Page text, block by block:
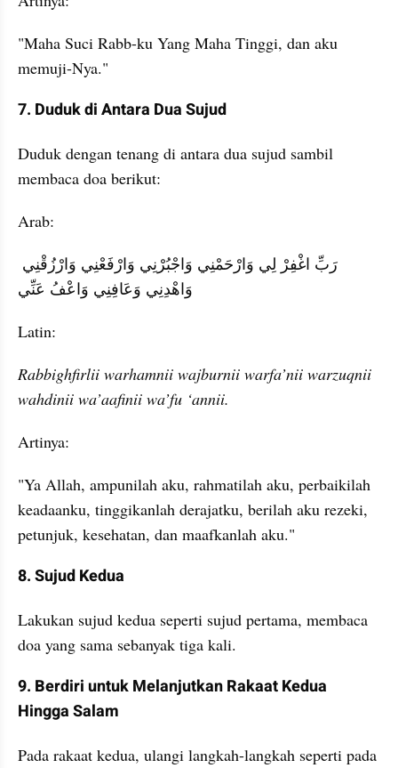
"Maha Suci Rabb-ku Yang Maha Tinggi, dan aku
memuji-Nya."
7. Duduk di Antara Dua Sujud
Duduk dengan tenang di antara dua sujud sambil
membaca doa berikut:
Arab:
وَاهْدِنِي وَعَافِنِي وَاعْفُ عَنِّي
Latin:
Rabbighfirlii warhamnii wajburnii warfa’nii warzuqnii
wahdinii wa’aafinii wa’fu ‘annii.
Artinya:
"Ya Allah, ampunilah aku, rahmatilah aku, perbaikilah
keadaanku, tinggikanlah derajatku, berilah aku rezeki,
petunjuk, kesehatan, dan maafkanlah aku."
8. Sujud Kedua
Lakukan sujud kedua seperti sujud pertama, membaca
doa yang sama sebanyak tiga kali.
9. Berdiri untuk Melanjutkan Rakaat Kedua
Hingga Salam
Pada rakaat kedua, ulangi langkah-langkah seperti pada